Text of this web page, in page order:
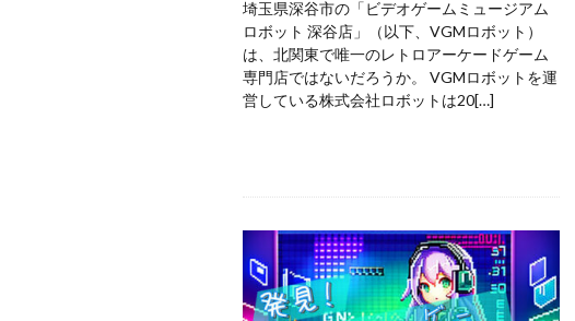
埼玉県深谷市の「ビデオゲームミュージアム
ロボット 深谷店」（以下、VGMロボット）
は、北関東で唯一のレトロアーケードゲーム
専門店ではないだろうか。 VGMロボットを運
営している株式会社ロボットは20[…]